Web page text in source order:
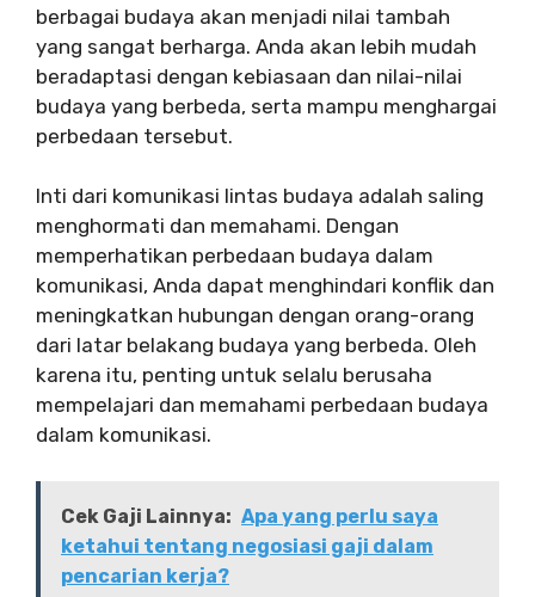
berbagai budaya akan menjadi nilai tambah
yang sangat berharga. Anda akan lebih mudah
beradaptasi dengan kebiasaan dan nilai-nilai
budaya yang berbeda, serta mampu menghargai
perbedaan tersebut.
Inti dari komunikasi lintas budaya adalah saling
menghormati dan memahami. Dengan
memperhatikan perbedaan budaya dalam
komunikasi, Anda dapat menghindari konflik dan
meningkatkan hubungan dengan orang-orang
dari latar belakang budaya yang berbeda. Oleh
karena itu, penting untuk selalu berusaha
mempelajari dan memahami perbedaan budaya
dalam komunikasi.
Cek Gaji Lainnya: Apa yang perlu saya
ketahui tentang negosiasi gaji dalam
pencarian kerja?